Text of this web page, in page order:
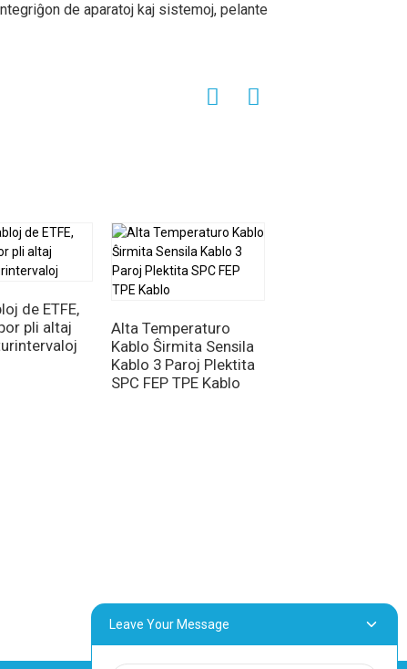
de aparatoj kaj sistemoj, pelante
de ETFE,
pli altaj
Alta Temperaturo
Kablo Ŝirmita Sensila
Kablo 3 Paroj Plektita
SPC FEP TPE Kablo
Leave Your Message